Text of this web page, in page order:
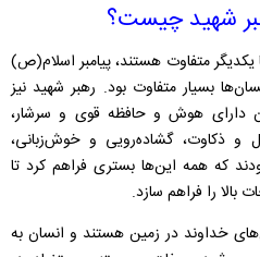
شهید چیست؟
متفاوت هستند، پیامبر اسلام(ص)
بسیار متفاوت بود. رهبر شهید نیز
دارای هوش و حافظه قوی و سرشار،
و ذکاوت، گشاده‌رویی و خوش‌زبانی،
که همه این‌ها بستری فراهم کرد تا
بالا را فراهم سازد.
خداوند در زمین هستند و انسان به